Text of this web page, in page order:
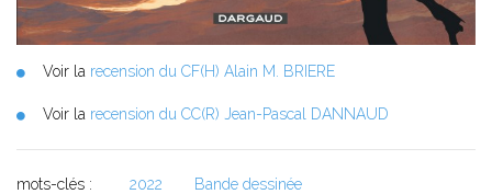
Voir la recension du CF(H) Alain M. BRIERE
Voir la recension du CC(R) Jean-Pascal DANNAUD
mots-clés : 2022 Bande dessinée